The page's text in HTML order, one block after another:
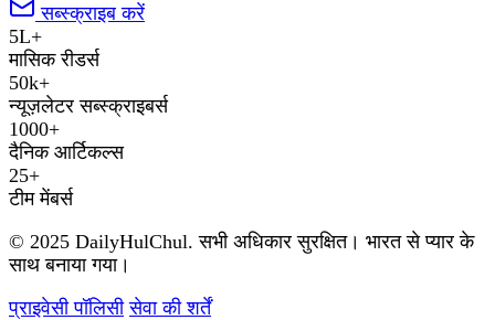
सब्स्क्राइब करें
5L+
मासिक रीडर्स
50k+
न्यूज़लेटर सब्स्क्राइबर्स
1000+
दैनिक आर्टिकल्स
25+
टीम मेंबर्स
© 2025 DailyHulChul. सभी अधिकार सुरक्षित। भारत से प्यार के
साथ बनाया गया।
प्राइवेसी पॉलिसी सेवा की शर्तें